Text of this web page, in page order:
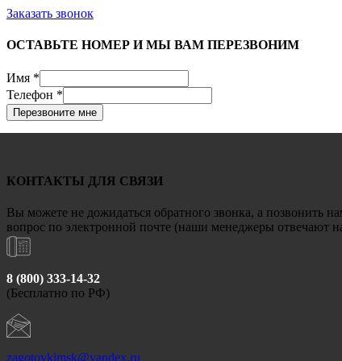
Заказать звонок
ОСТАВЬТЕ НОМЕР И МЫ ВАМ ПЕРЕЗВОНИМ
Имя *
Телефон *
Перезвоните мне
КОНТАКТЫ ДЛЯ СВЯЗИ
Вы можете не дожидаться обратного звонка, а позвонить
вопрос по электронной почте (наши менеджеры отвечают
8 (800) 333-14-32
(Бесплатно по РФ)
zagotovkimsk@yandex.ru